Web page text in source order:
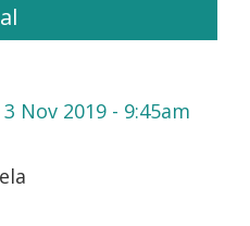
3 Nov 2019 - 9:45am